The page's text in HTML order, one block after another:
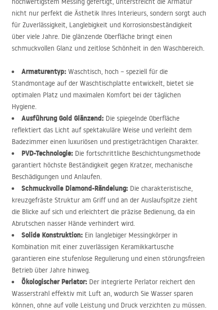
nicht nur perfekt die Ästhetik Ihres Interieurs, sondern sorgt auch
für Zuverlässigkeit, Langlebigkeit und Korrosionsbeständigkeit
über viele Jahre. Die glänzende Oberfläche bringt einen
schmuckvollen Glanz und zeitlose Schönheit in den Waschbereich.
Armaturentyp: Waschtisch, hoch – speziell für die
Standmontage auf der Waschtischplatte entwickelt, bietet sie
optimalen Platz und maximalen Komfort bei der täglichen
Hygiene.
Ausführung Gold Glänzend: Die spiegelnde Oberfläche
reflektiert das Licht auf spektakuläre Weise und verleiht dem
Badezimmer einen luxuriösen und prestigeträchtigen Charakter.
PVD-Technologie: Die fortschrittliche Beschichtungsmethode
garantiert höchste Beständigkeit gegen Kratzer, mechanische
Beschädigungen und Anlaufen.
Schmuckvolle Diamond-Rändelung: Die charakteristische,
kreuzgefräste Struktur am Griff und an der Auslaufspitze zieht
die Blicke auf sich und erleichtert die präzise Bedienung, da ein
Abrutschen nasser Hände verhindert wird.
Solide Konstruktion: Ein langlebiger Messingkörper in
Kombination mit einer zuverlässigen Keramikkartusche
garantieren eine stufenlose Regulierung und einen störungsfreien
Betrieb über Jahre hinweg.
Ökologischer Perlator: Der integrierte Perlator reichert den
Wasserstrahl effektiv mit Luft an, wodurch Sie Wasser sparen
können, ohne auf volle Leistung und Druck verzichten zu müssen.